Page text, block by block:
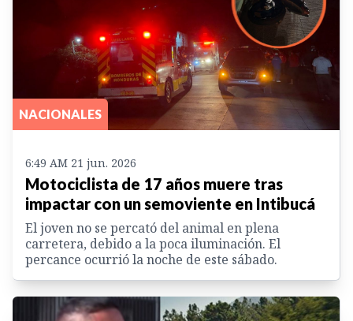
NACIONALES
6:49 AM 21 jun. 2026
Motociclista de 17 años muere tras
impactar con un semoviente en Intibucá
El joven no se percató del animal en plena
carretera, debido a la poca iluminación. El
percance ocurrió la noche de este sábado.